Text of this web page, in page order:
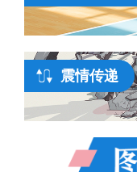
震情传递